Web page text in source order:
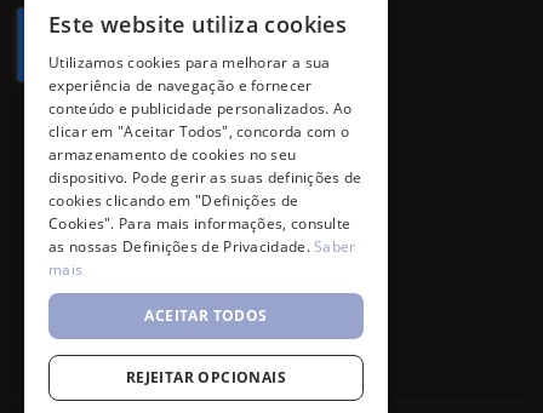
Este website utiliza cookies
Utilizamos cookies para melhorar a sua
experiência de navegação e fornecer
conteúdo e publicidade personalizados. Ao
clicar em "Aceitar Todos", concorda com o
armazenamento de cookies no seu
dispositivo. Pode gerir as suas definições de
cookies clicando em "Definições de
Cookies". Para mais informações, consulte
as nossas Definições de Privacidade.Saber
mais
ACEITAR TODOS
REJEITAR OPCIONAIS